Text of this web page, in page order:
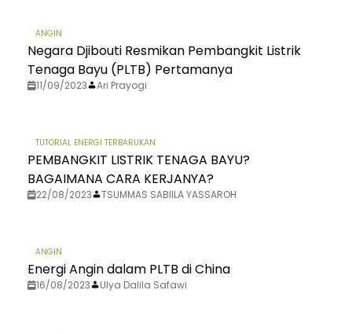
ANGIN
Negara Djibouti Resmikan Pembangkit Listrik
Tenaga Bayu (PLTB) Pertamanya
11/09/2023 Ari Prayogi
TUTORIAL ENERGI TERBARUKAN
PEMBANGKIT LISTRIK TENAGA BAYU?
BAGAIMANA CARA KERJANYA?
22/08/2023 TSUMMAS SABIILA YASSAROH
ANGIN
Energi Angin dalam PLTB di China
16/08/2023 Ulya Dalila Safawi